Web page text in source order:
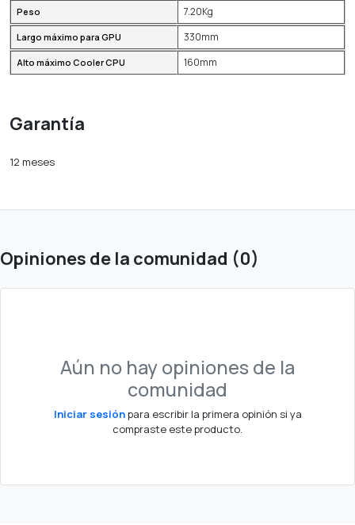
Peso 7.20Kg
Largo máximo para GPU 330mm
Alto máximo Cooler CPU 160mm
Garantía
12 meses
Opiniones de la comunidad (0)
Aún no hay opiniones de la
comunidad
Iniciar sesiónpara escribir la primera opinión si ya
compraste este producto.